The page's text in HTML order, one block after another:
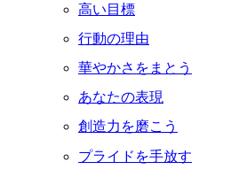
高い目標
行動の理由
華やかさをまとう
あなたの表現
創造力を磨こう
プライドを手放す